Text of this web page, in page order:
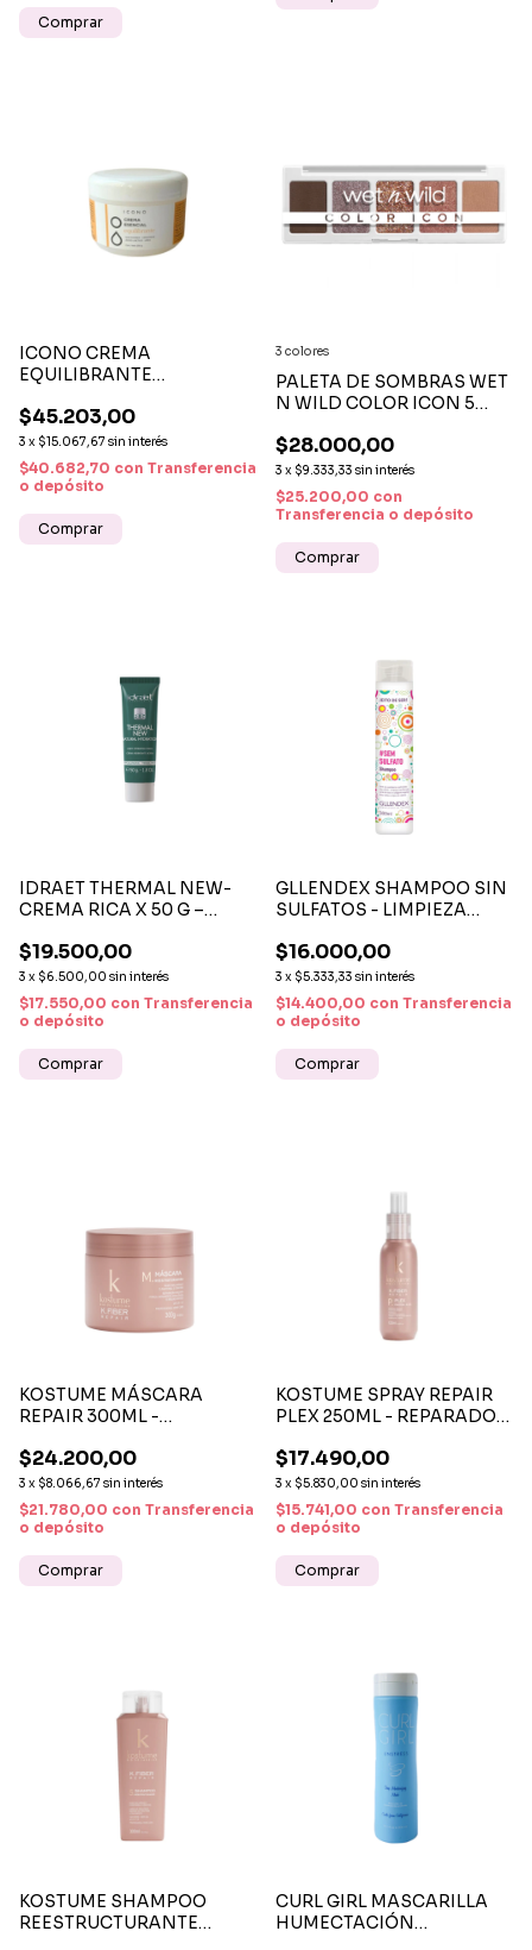
Comprar
ICONO CREMA
EQUILIBRANTE
CERAMIDAS ÁCIDO
LÁCTICO UREA X 250 G
$45.203,00
3 x $15.067,67 sin interés
$40.682,70 con Transferencia
o depósito
PALETA DE SOMBRAS WET
N WILD COLOR ICON 5
$28.000,00
3 x $9.333,33 sin interés
$25.200,00 con
Transferencia o depósito
3 colores
Comprar
IDRAET THERMAL NEW-
CREMA RICA X 50 G –
HIDRATANTE Y CALMANTE
PARA PIELES SENSIBLES
$19.500,00
3 x $6.500,00 sin interés
$17.550,00 con Transferencia
o depósito
GLLENDEX SHAMPOO SIN
SULFATOS - LIMPIEZA
NATURAL
$16.000,00
3 x $5.333,33 sin interés
$14.400,00 con Transferencia
o depósito
KOSTUME MÁSCARA
REPAIR 300ML -
REPARADOR E
HIDRATANTE
$24.200,00
3 x $8.066,67 sin interés
$21.780,00 con Transferencia
o depósito
KOSTUME SPRAY REPAIR
PLEX 250ML - REPARADOR
TÉRMICO
$17.490,00
3 x $5.830,00 sin interés
$15.741,00 con Transferencia
o depósito
KOSTUME SHAMPOO
REESTRUCTURANTE
CURL GIRL MASCARILLA
HUMECTACIÓN